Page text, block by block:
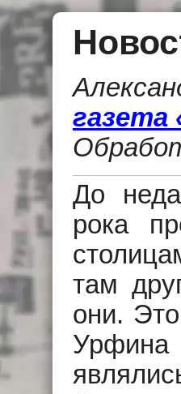
газета
До
рока
там
они.
Урфина